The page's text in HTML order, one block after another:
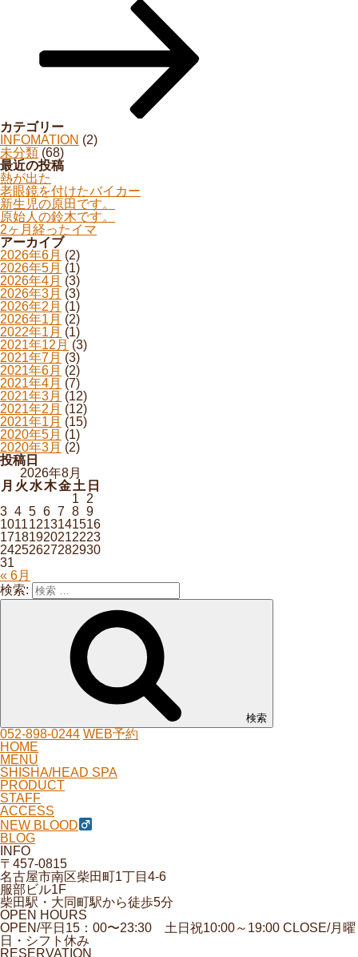
カテゴリー
INFOMATION (2)
未分類 (68)
最近の投稿
熱が出た
老眼鏡を付けたバイカー
新生児の原田です。
原始人の鈴木です。
2ヶ月経ったイマ
アーカイブ
2026年6月 (2)
2026年5月 (1)
2026年4月 (3)
2026年3月 (3)
2026年2月 (1)
2026年1月 (2)
2022年1月 (1)
2021年12月 (3)
2021年7月 (3)
2021年6月 (2)
2021年4月 (7)
2021年3月 (12)
2021年2月 (12)
2021年1月 (15)
2020年5月 (1)
2020年3月 (2)
投稿日
2026年8月
月 火 水木金土 日
« 6月
1
2
3 4 5 6 7 8 9
10111213141516
17181920212223
24252627282930
31
検索:
検索
052-898-0244 WEB予約
HOME
MENU
SHISHA/HEAD SPA
PRODUCT
STAFF
ACCESS
NEW BLOOD
BLOG
INFO
〒457-0815
名古屋市南区柴田町1丁目4-6
服部ビル1F
柴田駅・大同町駅から徒歩5分
OPEN HOURS
OPEN/平日15：00〜23:30 土日祝10:00～19:00 CLOSE/月曜
日・シフト休み
RESERVATION